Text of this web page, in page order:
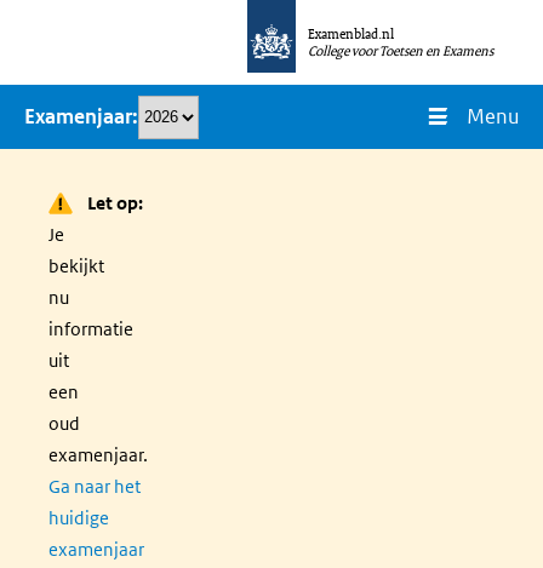
naar
inhoud
Examenblad.nl
College voor Toetsen en Examens
Examenjaar Menu
Let op:
Je
bekijkt
nu
informatie
uit
een
oud
examenjaar.
Ga naar het
huidige
examenjaar